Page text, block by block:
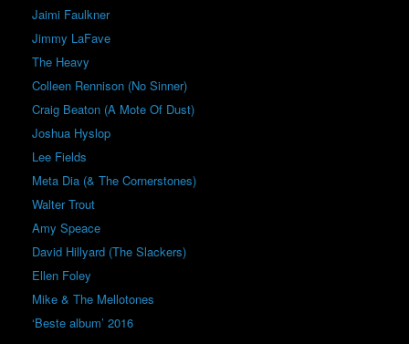
Jaimi Faulkner
Jimmy LaFave
The Heavy
Colleen Rennison (No Sinner)
Craig Beaton (A Mote Of Dust)
Joshua Hyslop
Lee Fields
Meta Dia (& The Cornerstones)
Walter Trout
Amy Speace
David Hillyard (The Slackers)
Ellen Foley
Mike & The Mellotones
‘Beste album’ 2016